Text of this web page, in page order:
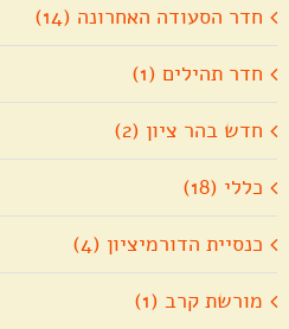
חדר הסעודה האחרונה (14)
חדר תהילים (1)
חדש בהר ציון (2)
כללי (18)
כנסיית הדורמיציון (4)
מורשת קרב (1)